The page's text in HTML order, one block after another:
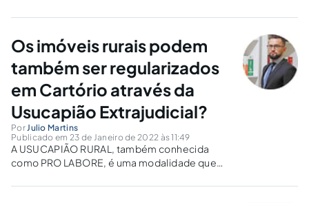
o tempo, a usucapião?
Os imóveis rurais podem
também ser regularizados
em Cartório através da
Usucapião Extrajudicial?
PorJulio Martins
Publicado em 23 de Janeiro de 2022 às 11:49
A USUCAPIÃO RURAL, também conhecida
como PRO LABORE, é uma modalidade que
cravada no Código Reale (art. 1.239). Reza o